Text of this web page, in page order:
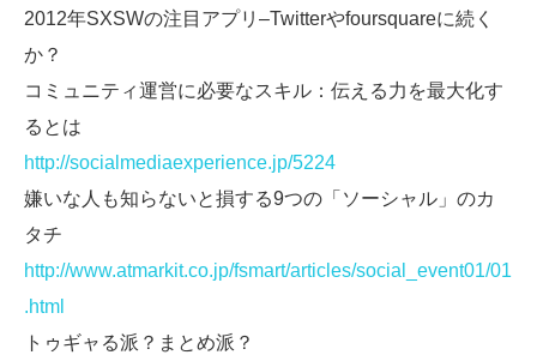
2012年SXSWの注目アプリ–Twitterやfoursquareに続く
か？
コミュニティ運営に必要なスキル：伝える力を最大化す
るとは
http://socialmediaexperience.jp/5224
嫌いな人も知らないと損する9つの「ソーシャル」のカ
タチ
http://www.atmarkit.co.jp/fsmart/articles/social_event01/01
.html
トゥギャる派？まとめ派？